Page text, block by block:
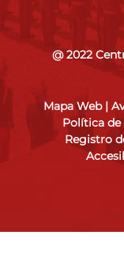
@ 2022
Mapa Web|
Política de
Registro